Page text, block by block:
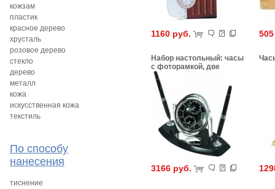
кожзам
пластик
красное дерево
хрусталь
розовое дерево
стекло
дерево
металл
кожа
искусственная кожа
текстиль
По способу
нанесения
тиснение
1160 руб.
Набор настольный: часы
с фоторамкой, две
авторучки
3166 руб.